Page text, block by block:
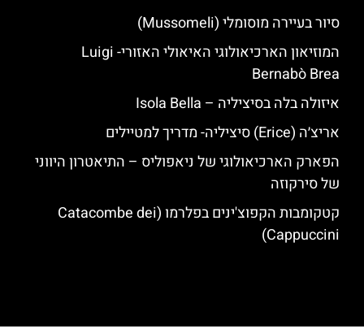
סיור בעיירה מוסומלי (Mussomeli)
המוזיאון הארכיאולוגי האיאולי האזורי- Luigi
Bernabò Brea
איזולה בלה בסיציליה – Isola Bella
אריצ׳ה (Erice) סיציליה- מדריך למטיילים
הפארק הארכיאולוגי של ניאפוליס – התיאטרון היווני
של סירקוזה
קטקומבות הקפוצ'ינים בפלרמו (Catacombe dei
Cappuccini)